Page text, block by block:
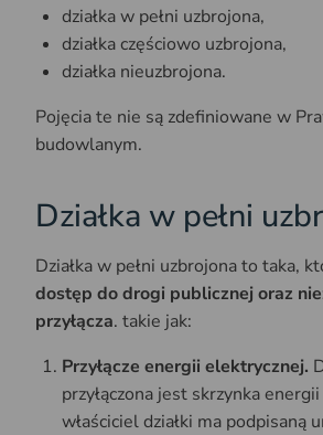
działka w pełni uzbrojona,
działka częściowo uzbrojona,
działka nieuzbrojona.
Pojęcia te nie są zdefiniowane w
budowlanym.
Działka w pełni
Działka w pełni uzbrojona to taka,
dostęp do drogi publicznej oraz
przyłącza. takie jak:
Przyłącze energii elektrycznej.
przyłączona jest skrzynka
właściciel działki ma podpisaną